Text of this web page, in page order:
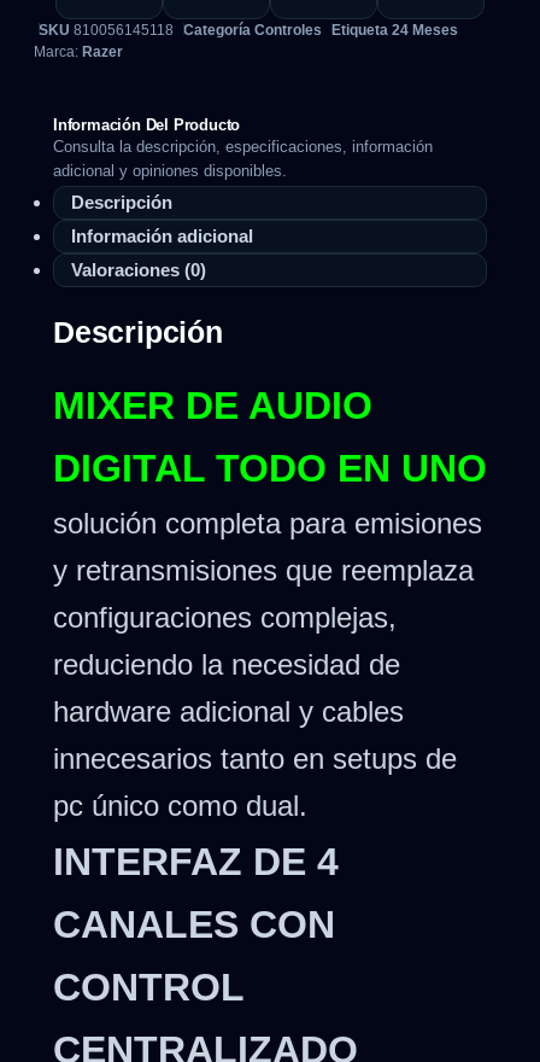
SKU 810056145118 Categoría Controles Etiqueta 24 Meses
Marca: Razer
Información Del Producto
Consulta la descripción, especificaciones, información
adicional y opiniones disponibles.
Descripción
Información adicional
Valoraciones (0)
Descripción
MIXER DE AUDIO
DIGITAL TODO EN UNO
solución completa para emisiones
y retransmisiones que reemplaza
configuraciones complejas,
reduciendo la necesidad de
hardware adicional y cables
innecesarios tanto en setups de
pc único como dual.
INTERFAZ DE 4
CANALES CON
CONTROL
CENTRALIZADO